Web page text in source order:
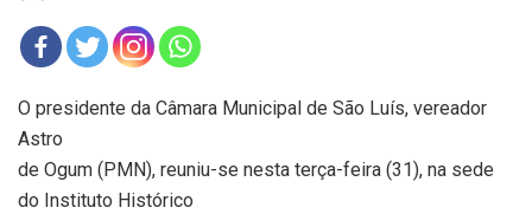
O presidente da Câmara Municipal de São Luís, vereador
Astro
de Ogum (PMN), reuniu-se nesta terça-feira (31), na sede
do Instituto Histórico